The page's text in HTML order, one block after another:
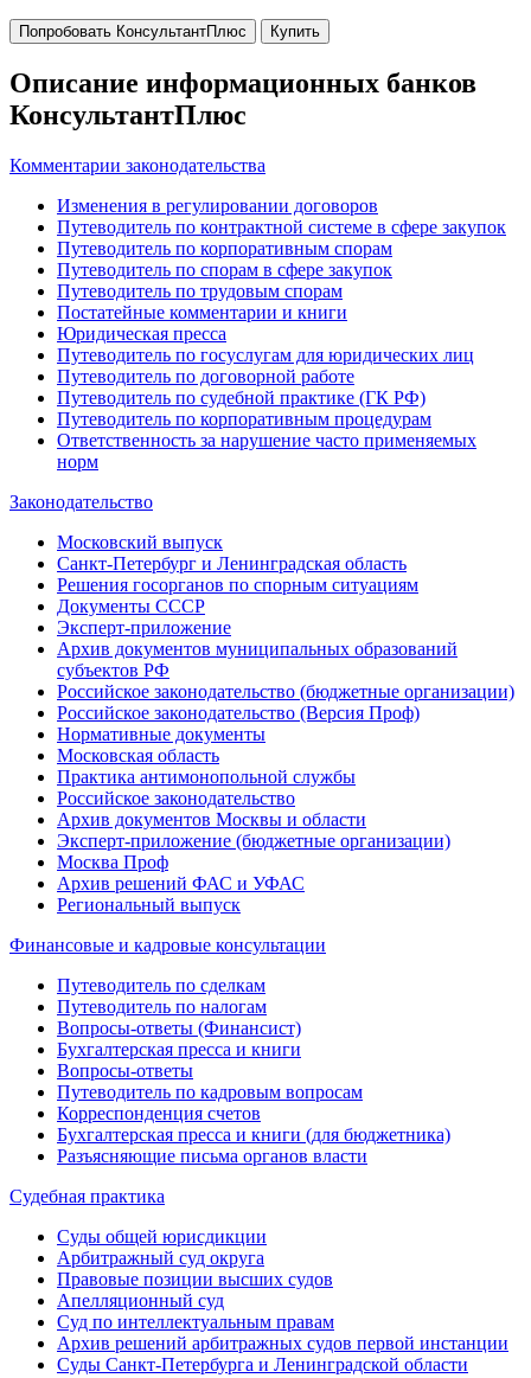
Попробовать КонсультантПлюс Купить
Описание информационных банков
КонсультантПлюс
Комментарии законодательства
Изменения в регулировании договоров
Путеводитель по контрактной системе в сфере закупок
Путеводитель по корпоративным спорам
Путеводитель по спорам в сфере закупок
Путеводитель по трудовым спорам
Постатейные комментарии и книги
Юридическая пресса
Путеводитель по госуслугам для юридических лиц
Путеводитель по договорной работе
Путеводитель по судебной практике (ГК РФ)
Путеводитель по корпоративным процедурам
Ответственность за нарушение часто применяемых
норм
Законодательство
Московский выпуск
Санкт-Петербург и Ленинградская область
Решения госорганов по спорным ситуациям
Документы СССР
Эксперт-приложение
Архив документов муниципальных образований
субъектов РФ
Российское законодательство (бюджетные организации)
Российское законодательство (Версия Проф)
Нормативные документы
Московская область
Практика антимонопольной службы
Российское законодательство
Архив документов Москвы и области
Эксперт-приложение (бюджетные организации)
Москва Проф
Архив решений ФАС и УФАС
Региональный выпуск
Финансовые и кадровые консультации
Путеводитель по сделкам
Путеводитель по налогам
Вопросы-ответы (Финансист)
Бухгалтерская пресса и книги
Вопросы-ответы
Путеводитель по кадровым вопросам
Корреспонденция счетов
Бухгалтерская пресса и книги (для бюджетника)
Разъясняющие письма органов власти
Судебная практика
Суды общей юрисдикции
Арбитражный суд округа
Правовые позиции высших судов
Апелляционный суд
Суд по интеллектуальным правам
Архив решений арбитражных судов первой инстанции
Суды Санкт-Петербурга и Ленинградской области